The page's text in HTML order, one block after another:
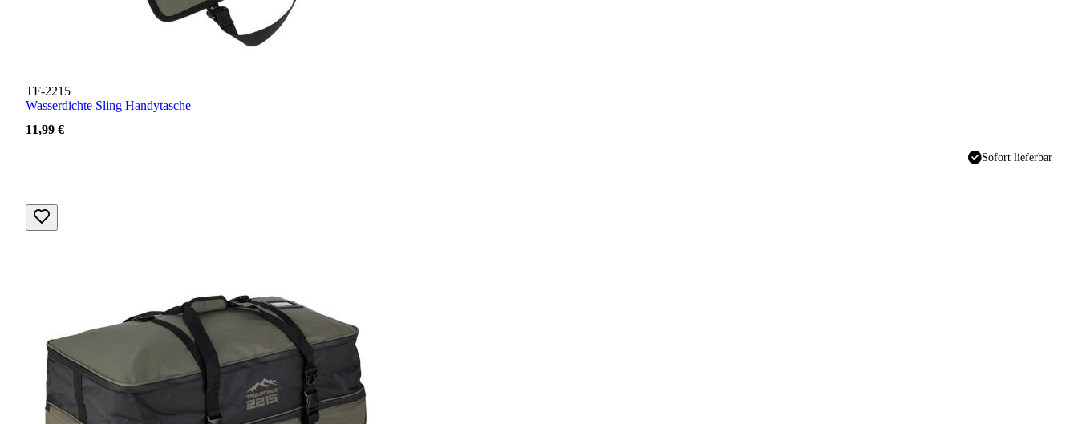
TF-2215
Wasserdichte Sling Handytasche
11,99 €
Sofort lieferbar